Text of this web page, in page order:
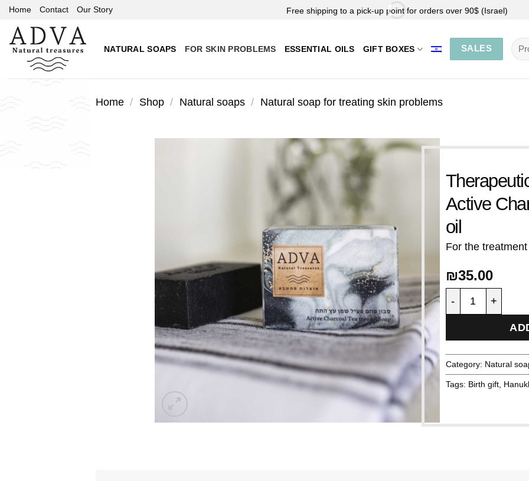
Skip
content
Home Contact Our Story Free shipping to a pick-up point for orders over 90$ (Israel)
NATURAL SOAPS FOR SKIN PROBLEMS ESSENTIAL OILS GIFT BOXES SALES
for:
Home / Shop / Natural soaps / Natural soap for treating skin problems
Active
oil
For the
₪35.00
Therapeutic
Category: Natural
Tags: Birth gift,